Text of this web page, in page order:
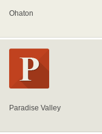
Ohaton
Paradise Valley